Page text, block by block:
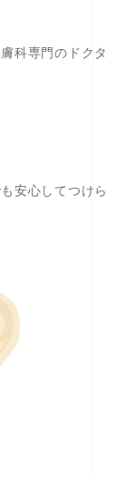
科専門のドクタ
安心してつけら